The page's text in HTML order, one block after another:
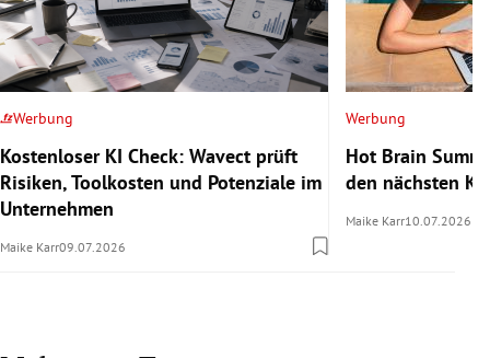
Werbung
Kostenloser KI Check: Wavect prüft
Risiken, Toolkosten und Potenziale im
Unternehmen
Maike Karr09.07.2026
Werbung
Hot Brain
den nächsten
Maike Karr10.07.2026